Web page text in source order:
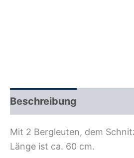
Beschreibung
Mit 2 Bergleuten, dem
Länge ist ca. 60 cm.